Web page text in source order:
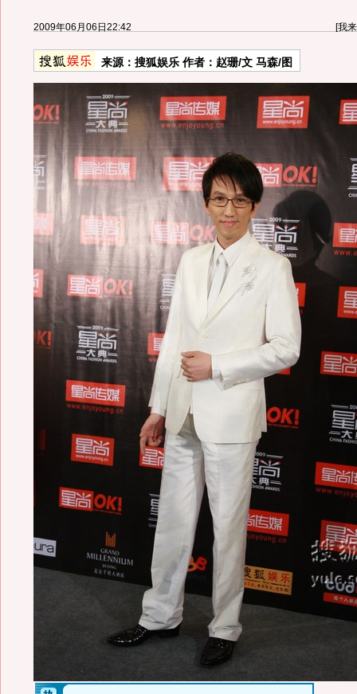
2009年06月06日22:42 [我
来源： 搜狐娱乐作者：赵珊/文 马森/图